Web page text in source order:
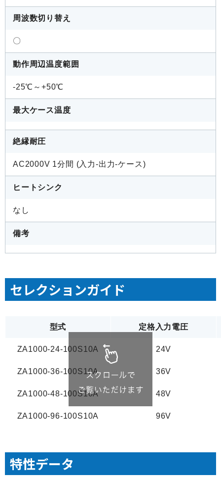
周波数切り替え
〇
動作周辺温度範囲
-25℃～+50℃
最大ケース温度
絶縁耐圧
AC2000V 1分間 (入力-出力-ケース)
ヒートシンク
なし
備考
セレクションガイド
型式 定格入力電圧
ZA1000-24-100S10A 24V
ZA1000-36-100S10A 36V
ZA1000-48-100S10A 48V
ZA1000-96-100S10A 96V
特性データ